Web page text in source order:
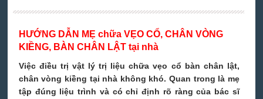
HƯỚNG DẪN MẸ chữa VẸO CỔ, CHÂN VÒNG
KIỀNG, BÀN CHÂN LẬT tại nhà
Việc điều trị vật lý trị liệu chữa vẹo cổ bàn chân lật,
chân vòng kiềng tại nhà không khó. Quan trong là mẹ
tập đúng liệu trình và có chỉ định rõ ràng của bác sĩ